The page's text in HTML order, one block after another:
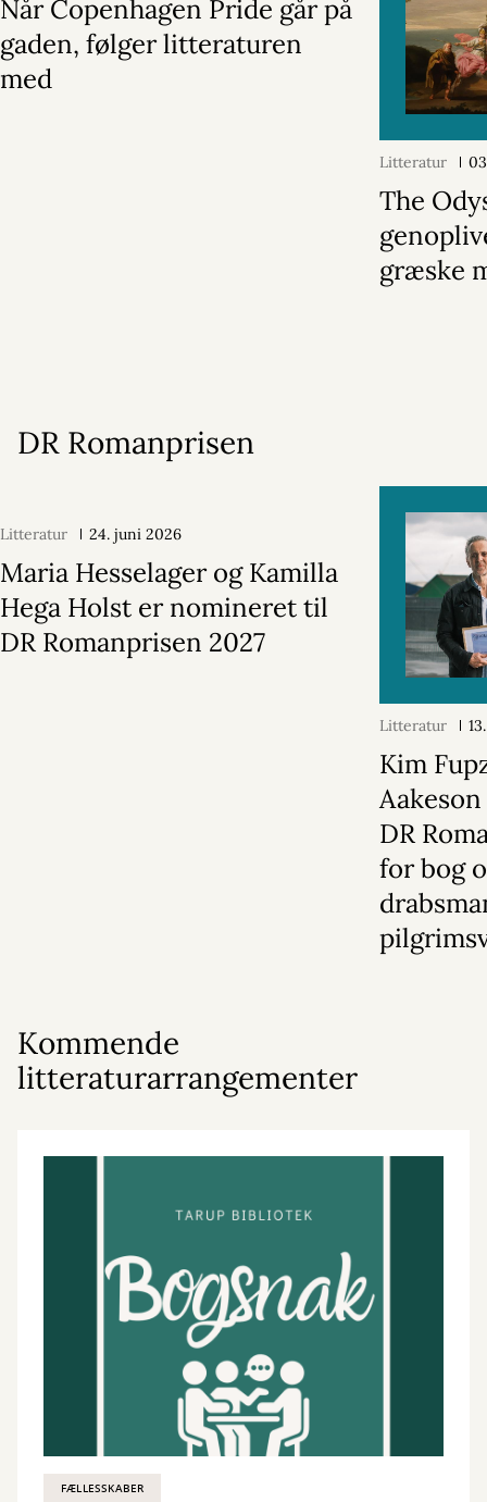
Når Copenhagen Pride går på
gaden, følger litteraturen
med
Litteratur
The
græske
DR Romanprisen
Litteratur 24. juni 2026
Maria Hesselager og Kamilla
Hega Holst er nomineret til
DR Romanprisen 2027
Litteratur
Kim
DR
for bog
Kommende
litteraturarrangementer
FÆLLESSKABER